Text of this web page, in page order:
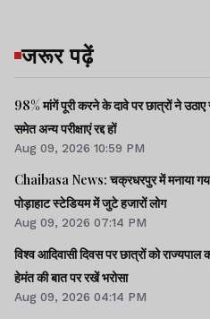
जरूर पढ़ें
98% मांगें पूरी करने के दावे पर छात्रों ने
समेत अन्य परीक्षाएं रद्द हों
Aug 09, 2026 10:59 PM
Chaibasa News: चक्रधरपुर में मनाया गया
पोड़ाहाट स्टेडियम में जुटे हजारों लोग
Aug 09, 2026 07:14 PM
विश्व आदिवासी दिवस पर छात्रों को
हेमंत की बात पर रखें भरोसा
Aug 09, 2026 04:14 PM